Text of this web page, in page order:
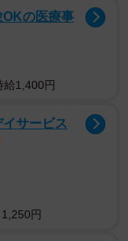
を運営する「アイ
る同店は、2007年
店舗、海外では3
OKの医療事
給1,400円
イサービス
円